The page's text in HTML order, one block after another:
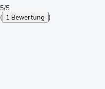
5/5
( 1 Bewertung )